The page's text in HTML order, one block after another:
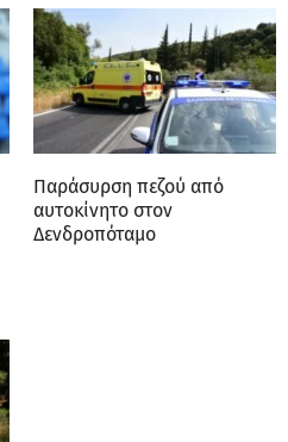
Παράσυρση πεζού από
αυτοκίνητο στον
Δενδροπόταμο